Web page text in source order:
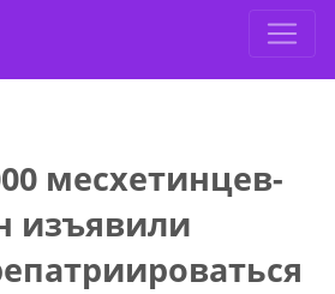
месхетинцев-
изъявили